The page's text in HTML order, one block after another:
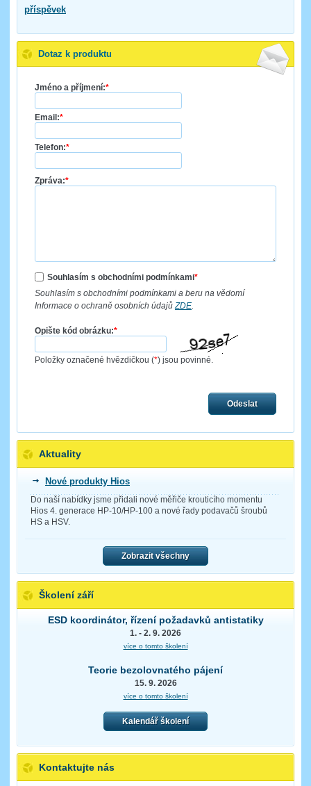
příspěvek
Dotaz k produktu
Jméno a příjmení:*
Email:*
Telefon:*
Zpráva:*
Souhlasím s obchodními podmínkami*
Souhlasím s obchodními podmínkami a beru na vědomí
Informace o ochraně osobních údajůZDE.
Opište kód obrázku:*
Položky označené hvězdičkou (*) jsou povinné.
Odeslat
Aktuality
Nové produkty Hios
Do naší nabídky jsme přidali nové měřiče krouticího momentu
Hios 4. generace HP-10/HP-100 a nové řady podavačů šroubů
HS a HSV.
Zobrazit všechny
Školení září
ESD koordinátor, řízení požadavků antistatiky
1. - 2. 9. 2026
více o tomto školení
Teorie bezolovnatého pájení
15. 9. 2026
více o tomto školení
Kalendář školení
Kontaktujte nás